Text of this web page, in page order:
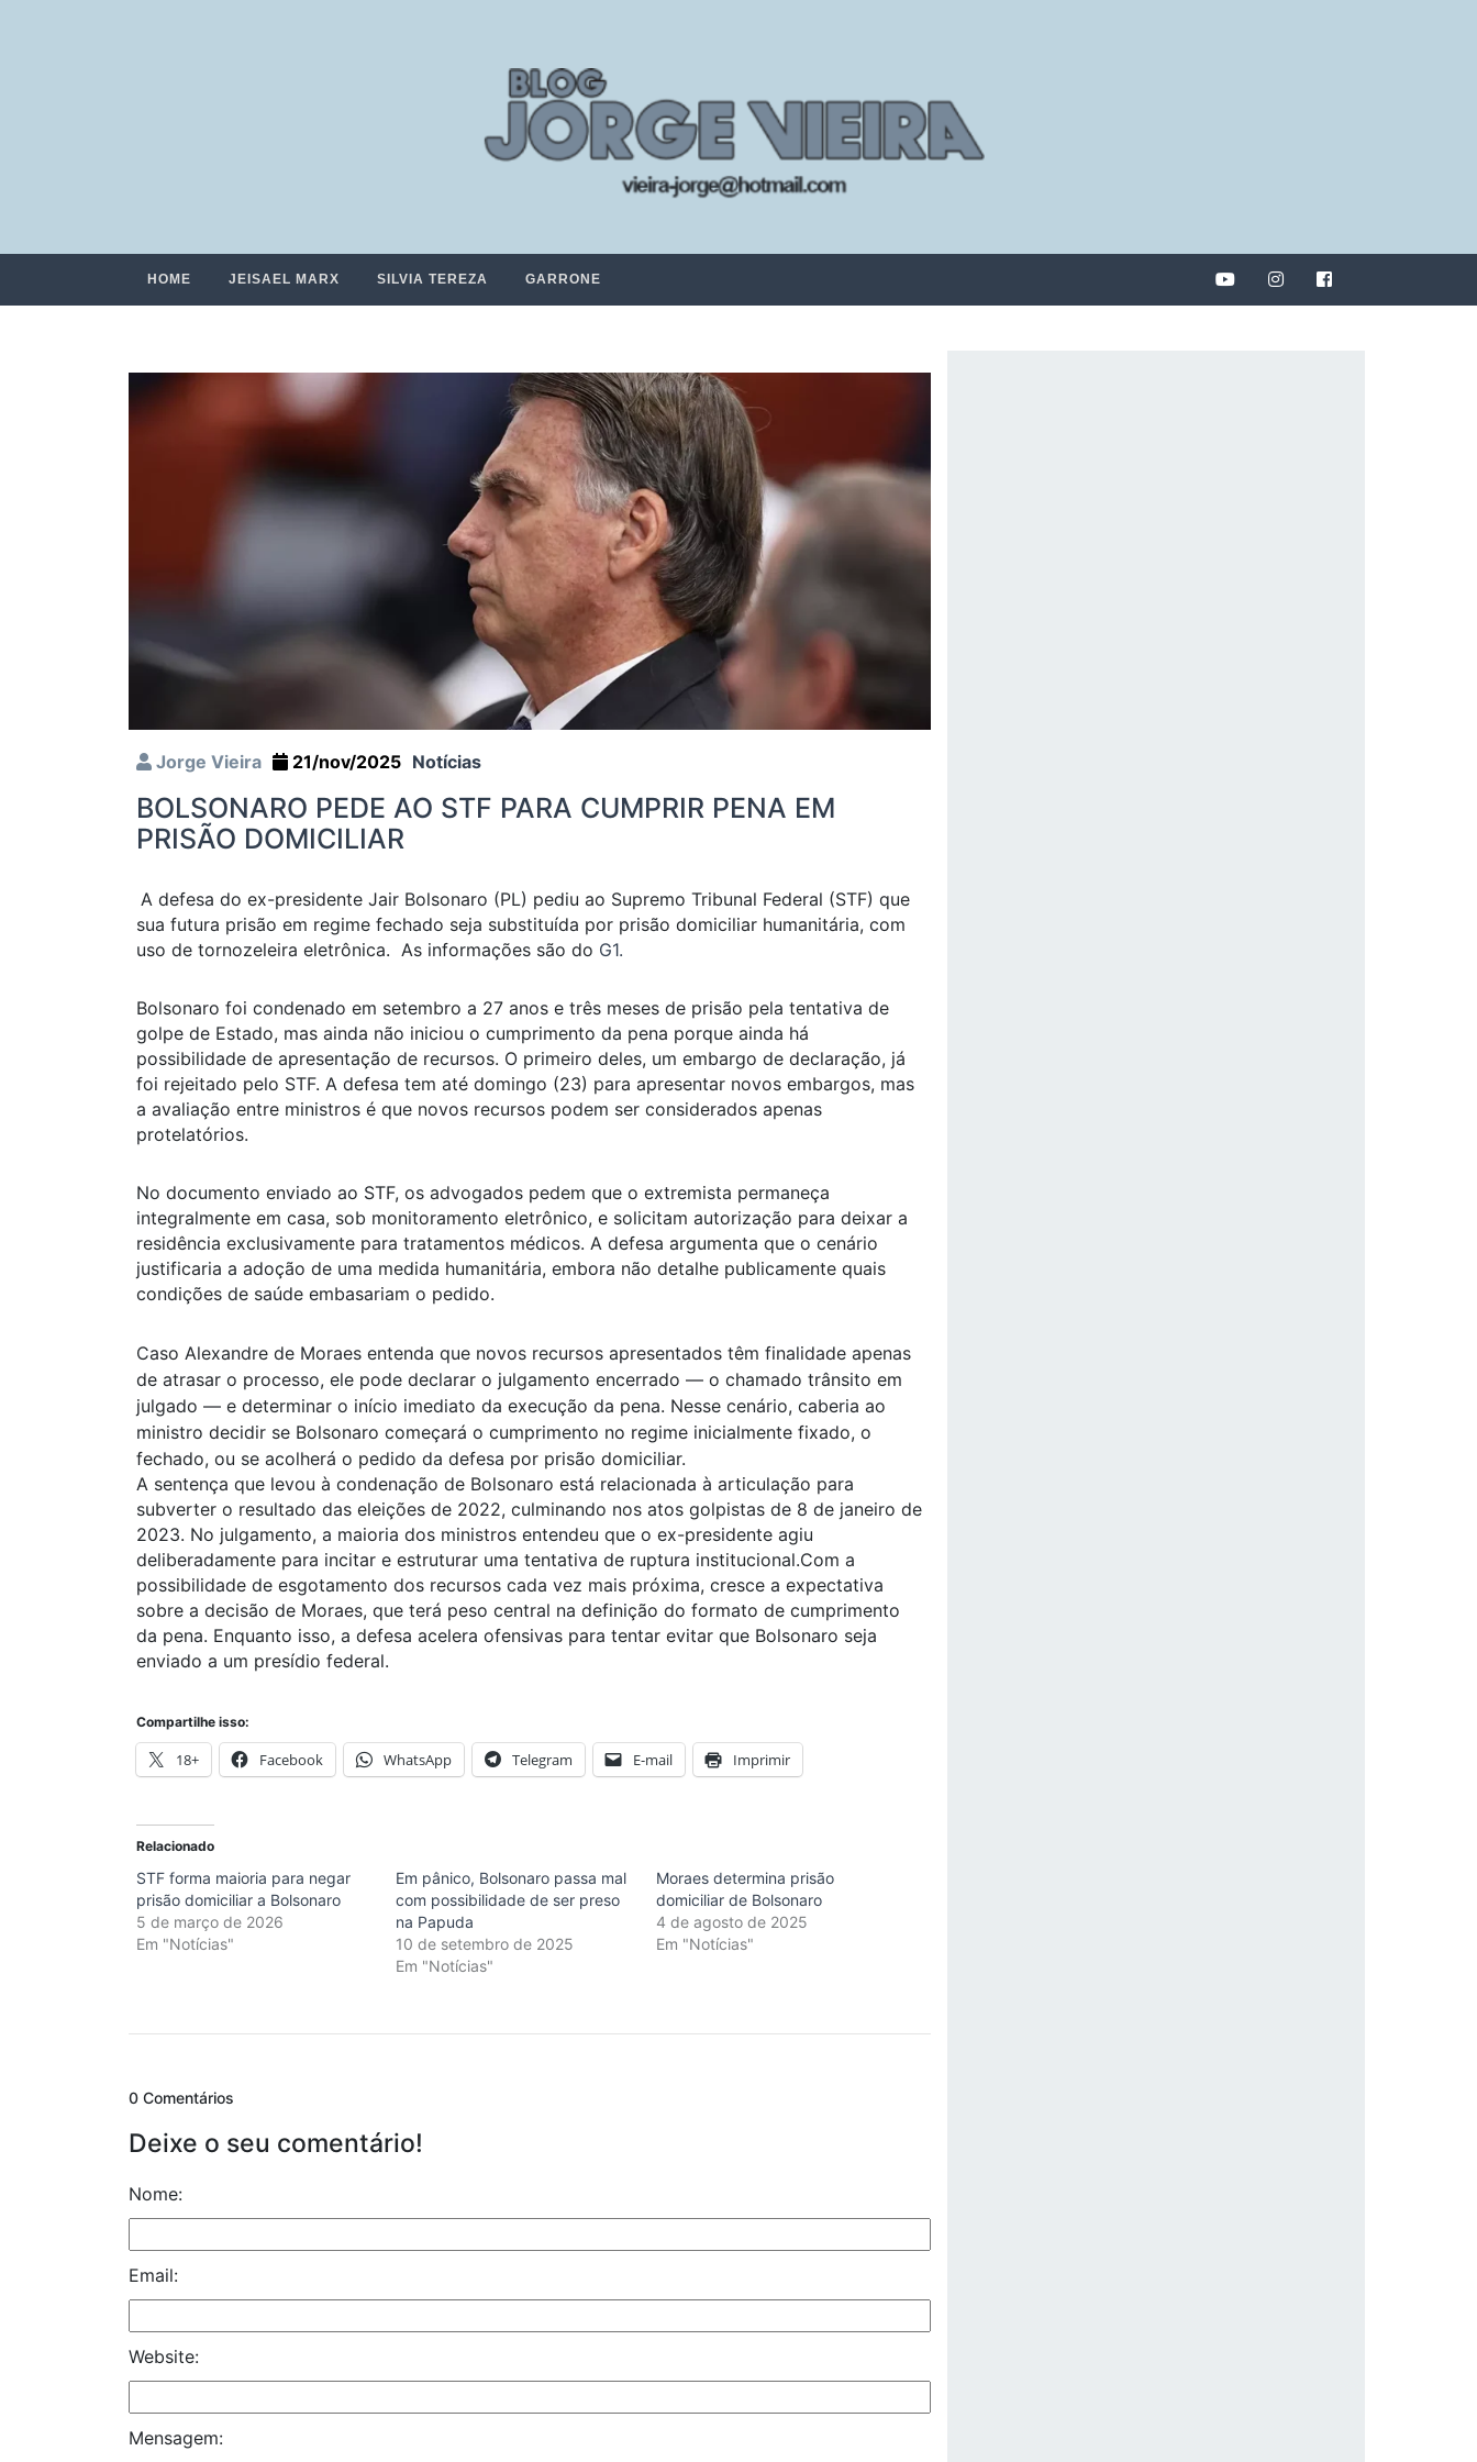
HOME JEISAEL MARX SILVIA TEREZA GARRONE
Jorge Vieira 21/nov/2025 Notícias
BOLSONARO PEDE AO STF PARA CUMPRIR PENA EM
PRISÃO DOMICILIAR
A defesa do ex-presidente Jair Bolsonaro (PL) pediu ao Supremo Tribunal Federal (STF) que
sua futura prisão em regime fechado seja substituída por prisão domiciliar humanitária, com
uso de tornozeleira eletrônica. As informações são do G1.
Bolsonaro foi condenado em setembro a 27 anos e três meses de prisão pela tentativa de
golpe de Estado, mas ainda não iniciou o cumprimento da pena porque ainda há
possibilidade de apresentação de recursos. O primeiro deles, um embargo de declaração, já
foi rejeitado pelo STF. A defesa tem até domingo (23) para apresentar novos embargos, mas
a avaliação entre ministros é que novos recursos podem ser considerados apenas
protelatórios.
No documento enviado ao STF, os advogados pedem que o extremista permaneça
integralmente em casa, sob monitoramento eletrônico, e solicitam autorização para deixar a
residência exclusivamente para tratamentos médicos. A defesa argumenta que o cenário
justificaria a adoção de uma medida humanitária, embora não detalhe publicamente quais
condições de saúde embasariam o pedido.
Caso Alexandre de Moraes entenda que novos recursos apresentados têm finalidade apenas
de atrasar o processo, ele pode declarar o julgamento encerrado — o chamado trânsito em
julgado — e determinar o início imediato da execução da pena. Nesse cenário, caberia ao
ministro decidir se Bolsonaro começará o cumprimento no regime inicialmente fixado, o
fechado, ou se acolherá o pedido da defesa por prisão domiciliar.
A sentença que levou à condenação de Bolsonaro está relacionada à articulação para
subverter o resultado das eleições de 2022, culminando nos atos golpistas de 8 de janeiro de
2023. No julgamento, a maioria dos ministros entendeu que o ex-presidente agiu
deliberadamente para incitar e estruturar uma tentativa de ruptura institucional.Com a
possibilidade de esgotamento dos recursos cada vez mais próxima, cresce a expectativa
sobre a decisão de Moraes, que terá peso central na definição do formato de cumprimento
da pena. Enquanto isso, a defesa acelera ofensivas para tentar evitar que Bolsonaro seja
enviado a um presídio federal.
Compartilhe isso:
18+ Facebook WhatsApp Telegram E-mail Imprimir
Relacionado
STF forma maioria para negar
prisão domiciliar a Bolsonaro
5 de março de 2026
Em "Notícias"
Em pânico, Bolsonaro passa mal
com possibilidade de ser preso
na Papuda
10 de setembro de 2025
Em "Notícias"
Moraes determina prisão
domiciliar de Bolsonaro
4 de agosto de 2025
Em "Notícias"
0 Comentários
Deixe o seu comentário!
Nome:
Email:
Website:
Mensagem: